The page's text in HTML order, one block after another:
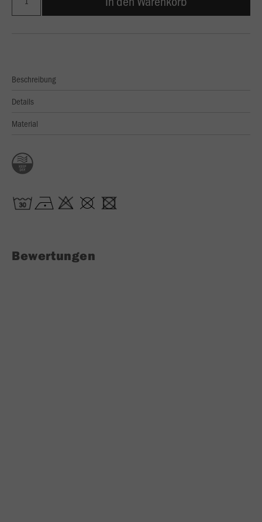
Beschreibung
Details
Material
Bewertungen